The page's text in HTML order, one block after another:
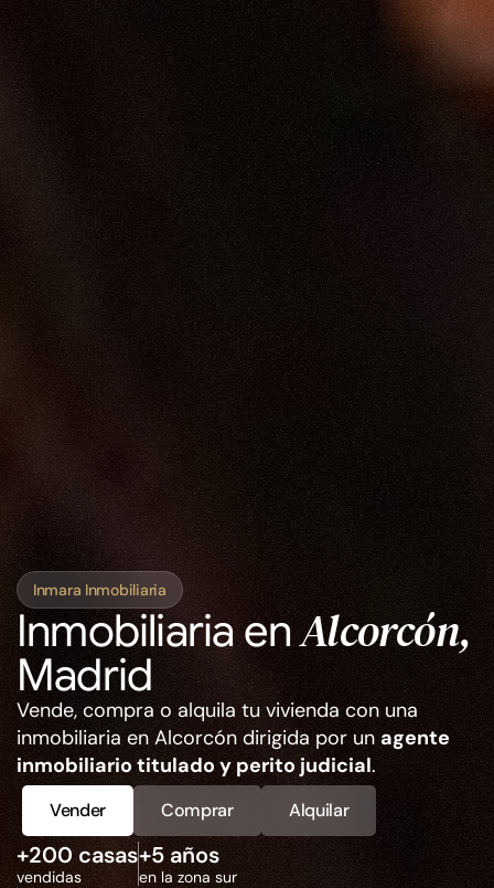
Inmara Inmobiliaria
Inmobiliaria en Alcorcón,
Madrid
Vende, compra o alquila tu vivienda con una
inmobiliaria en Alcorcón dirigida por un agente
inmobiliario titulado y perito judicial.
Vender Comprar Alquilar
+200 casas
vendidas
+5 años
en la zona sur